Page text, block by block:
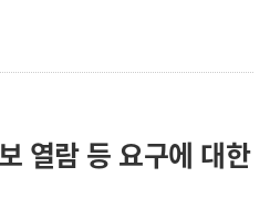
열람 등 요구에 대한